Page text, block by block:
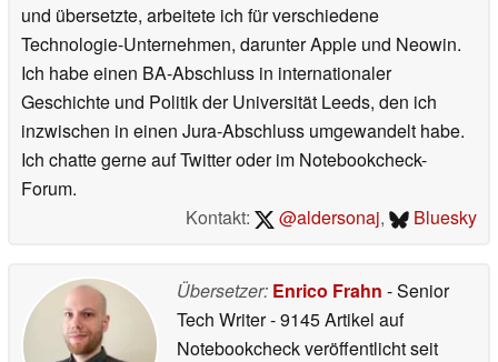
und übersetzte, arbeitete ich für verschiedene
Technologie-Unternehmen, darunter Apple und Neowin.
Ich habe einen BA-Abschluss in internationaler
Geschichte und Politik der Universität Leeds, den ich
inzwischen in einen Jura-Abschluss umgewandelt habe.
Ich chatte gerne auf Twitter oder im Notebookcheck-
Forum.
Kontakt:
@aldersonaj, Bluesky
Übersetzer: Enrico Frahn - Senior
Tech Writer- 9145 Artikel auf
Notebookcheck veröffentlichtseit